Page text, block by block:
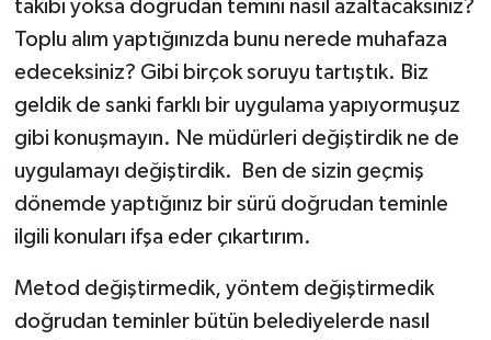
takibi yoksa doğrudan temini nasıl azaltacaksınız?
Toplu alım yaptığınızda bunu nerede muhafaza
edeceksiniz? Gibi birçok soruyu tartıştık. Biz
geldik de sanki farklı bir uygulama yapıyormuşuz
gibi konuşmayın. Ne müdürleri değiştirdik ne de
uygulamayı değiştirdik. Ben de sizin geçmiş
dönemde yaptığınız bir sürü doğrudan teminle
ilgili konuları ifşa eder çıkartırım.
Metod değiştirmedik, yöntem değiştirmedik
doğrudan teminler bütün belediyelerde nasıl